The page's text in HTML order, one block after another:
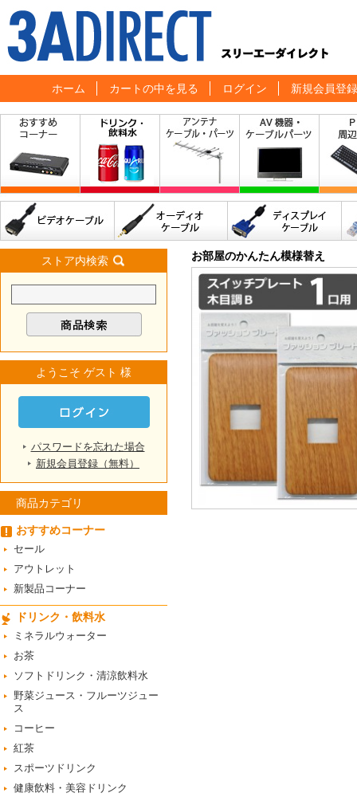
ホーム カートの中を見る ログイン 新規会員登録
ストア内検索
ようこそ ゲスト 様
パスワードを忘れた場合
新規会員登録（無料）
商品カテゴリ
おすすめコーナー
セール
アウトレット
新製品コーナー
ドリンク・飲料水
ミネラルウォーター
お茶
ソフトドリンク・清涼飲料水
野菜ジュース・フルーツジュー
ス
コーヒー
紅茶
スポーツドリンク
健康飲料・美容ドリンク
お部屋のかんたん模様替え